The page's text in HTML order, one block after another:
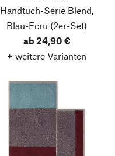
Handtuch-Serie Blend,
Blau-Ecru (2er-Set)
ab 24,90 €
+ weitere Varianten